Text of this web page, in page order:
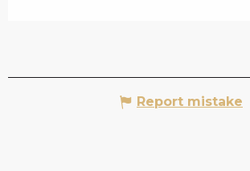
Report mistake